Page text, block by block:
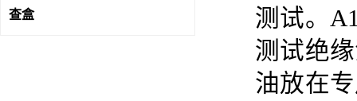
查盒
测试。
测试绝
油放在